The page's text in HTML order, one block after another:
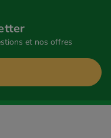
et nos offres